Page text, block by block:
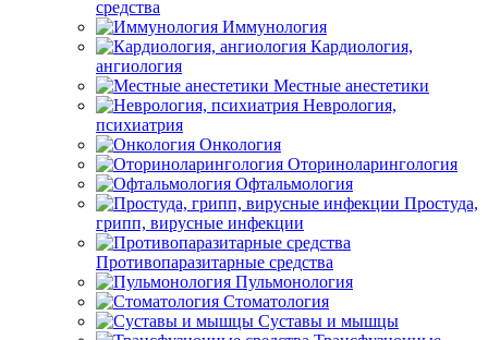
средства
Иммунология
Кардиология,
ангиология
Местные анестетики
Неврология,
психиатрия
Онкология
Оториноларингология
Офтальмология
Простуда,
грипп, вирусные инфекции
Противопаразитарные средства
Пульмонология
Стоматология
Суставы и мышцы